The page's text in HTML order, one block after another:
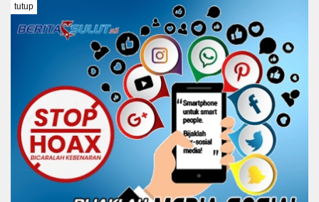
TENTANG KAMI REDAKSI
DISCLAIMER
PEDOMAN MEDIA SIBER
KODE ETIK
tutup